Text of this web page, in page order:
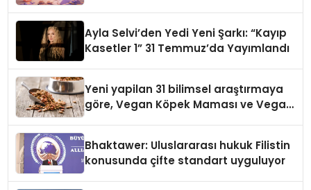
Ayla Selvi’den Yedi Yeni Şarkı: “Kayıp
Kasetler 1” 31 Temmuz’da Yayımlandı
Yeni yapilan 31 bilimsel araştırmaya
göre, Vegan Köpek Maması ve Vegan
Bhaktawer: Uluslararası hukuk Filistin
konusunda çifte standart uyguluyor